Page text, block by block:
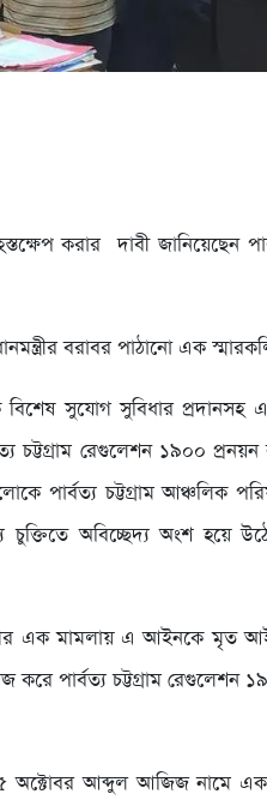
করার দাবী জানিয়েছেন
বরাবর পাঠানো এক
বিশেষ সুযোগ সুবিধার প্রদানসহ
চট্টগ্রাম রেগুলেশন ১৯০০
পার্বত্য চট্টগ্রাম আঞ্চলিক
অবিচ্ছেদ্য অংশ হয়ে উঠে
এক মামলায় এ আইনকে মৃত
পার্বত্য চট্টগ্রাম রেগুলেশন
অক্টোবর আব্দুল আজিজ নামে